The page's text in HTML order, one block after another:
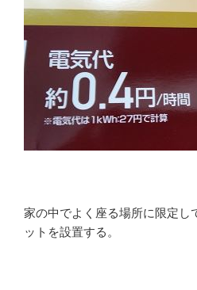
家の中でよく座る場所に限定し
ットを設置する。